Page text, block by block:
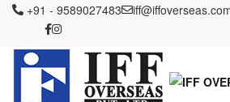
+91 - 9589027483
IFF OVERSEAS Blog
schweiz+zurich-
Take starke Dating zuganglich,
Ebendiese Selektion eines Gefahrten…
Take starke